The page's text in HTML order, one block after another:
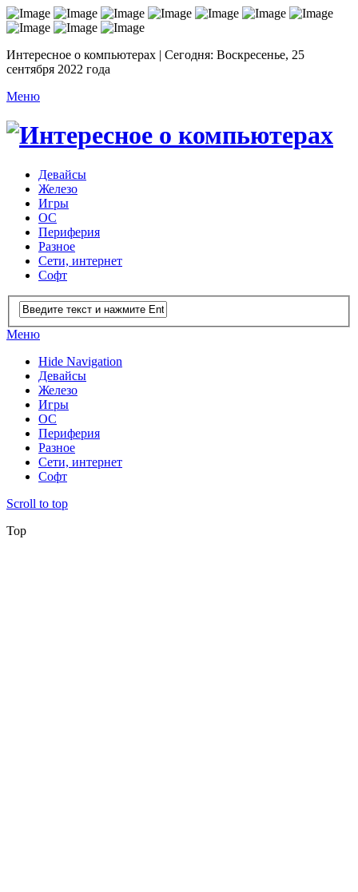
Интересное о компьютерах | Сегодня: Воскресенье, 25
сентября 2022 года
Меню
Девайсы
Железо
Игры
ОС
Периферия
Разное
Сети, интернет
Софт
Меню
Hide Navigation
Девайсы
Железо
Игры
ОС
Периферия
Разное
Сети, интернет
Софт
Scroll to top
Top